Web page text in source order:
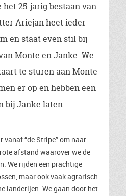
het 25-jarig bestaan van
Ariejan heet ieder
en staat even stil bij
Monte en Janke. We
te sturen aan Monte
er op en hebben een
bij Janke laten
vanaf “de Stripe” om naar
afstand waarover we de
We rijden een prachtige
maar ook vaak agrarisch
landerijen. We gaan door het